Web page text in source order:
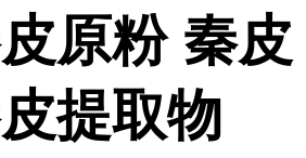
原粉 秦皮
提取物